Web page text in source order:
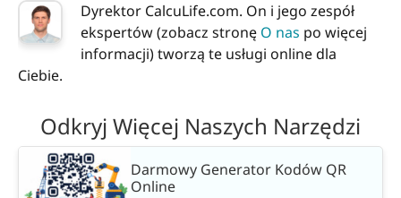
Dyrektor CalcuLife.com. On i jego zespół
ekspertów (zobacz stronę O nas po więcej
informacji) tworzą te usługi online dla
Ciebie.
Odkryj Więcej Naszych Narzędzi
Darmowy Generator Kodów QR
Online